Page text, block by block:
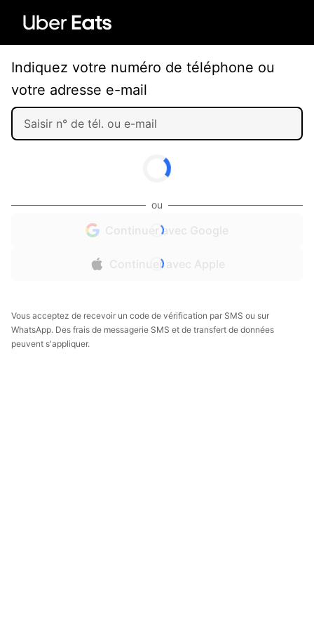
Indiquez votre numéro de téléphone ou
votre adresse e-mail
ou
Continuer avec Google
Continuer avec Apple
Vous acceptez de recevoir un code de vérification par SMS ou sur
WhatsApp. Des frais de messagerie SMS et de transfert de données
peuvent s'appliquer.